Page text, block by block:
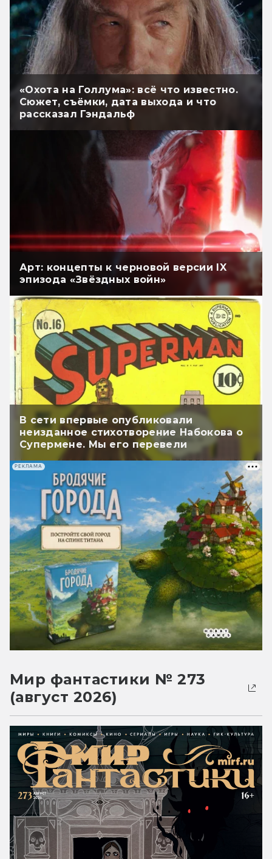
«Охота на Голлума»: всё что известно.
Сюжет, съёмки, дата выхода и что
рассказал Гэндальф
Арт: концепты к черновой версии IX
эпизода «Звёздных войн»
В сети впервые опубликовали
неизданное стихотворение Набокова о
Супермене. Мы его перевели
РЕКЛАМА
Мир фантастики № 273
(август 2026)